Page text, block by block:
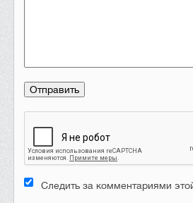
Следить за комментариями